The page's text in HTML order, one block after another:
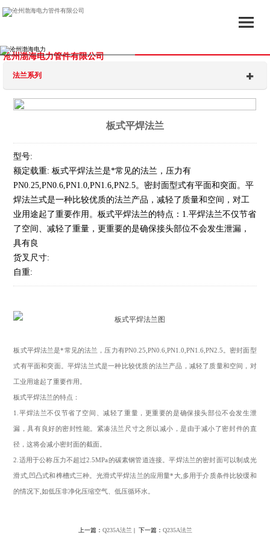
沧州渤海电力管件有限公司
法兰系列
板式平焊法兰
型号:
额定载重: 板式平焊法兰是*常见的法兰，压力有
PN0.25,PN0.6,PN1.0,PN1.6,PN2.5。密封面型式有平面和突面。平
焊法兰式是一种比较优质的法兰产品，减轻了质量和空间，对工
业用途起了重要作用。板式平焊法兰的特点：1.平焊法兰不仅节省
了空间、减轻了重量，更重要的是确保接头部位不会发生泄漏，
具有良
货叉尺寸:
自重:
板式平焊法兰是*常见的法兰，压力有PN0.25,PN0.6,PN1.0,PN1.6,PN2.5。密封面型
式有平面和突面。平焊法兰式是一种比较优质的法兰产品，减轻了质量和空间，对
工业用途起了重要作用。
板式平焊法兰的特点：
1.平焊法兰不仅节省了空间、减轻了重量，更重要的是确保接头部位不会发生泄
漏，具有良好的密封性能。紧凑法兰尺寸之所以减小，是由于减小了密封件的直
径，这将会减小密封面的截面。
2.适用于公称压力不超过2.5MPa的碳素钢管道连接。平焊法兰的密封面可以制成光
滑式,凹凸式和榫槽式三种。光滑式平焊法兰的应用量*大,多用于介质条件比较缓和
的情况下,如低压非净化压缩空气、低压循环水。
上一篇： Q235A法兰 | 下一篇： Q235A法兰